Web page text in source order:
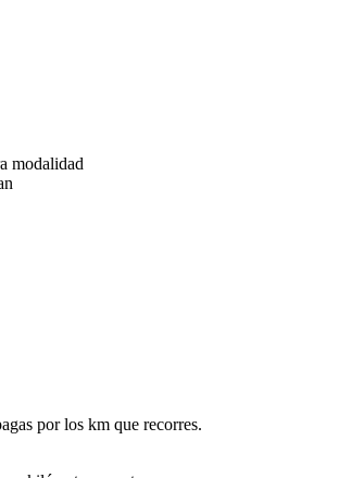
modalidad
por los km que recorres.